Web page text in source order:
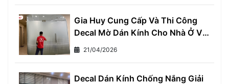
Gia Huy Cung Cấp Và Thi Công
Decal Mờ Dán Kính Cho Nhà Ở Và
Văn Phòng
21/04/2026
Decal Dán Kính Chống Nắng Giải